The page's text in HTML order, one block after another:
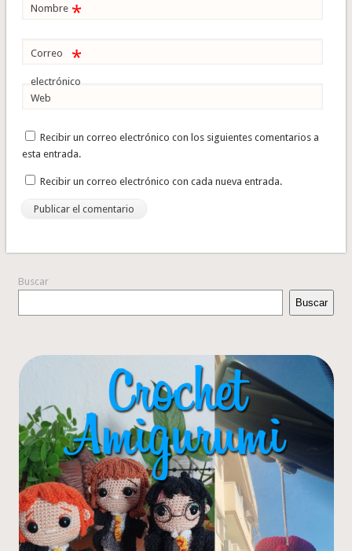
Nombre *
Correo
electrónico
*
Web
Recibir un correo electrónico con los siguientes comentarios a
esta entrada.
Recibir un correo electrónico con cada nueva entrada.
Buscar
Buscar